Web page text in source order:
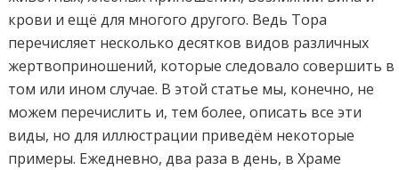
крови и ещё для многого другого. Ведь Тора
перечисляет несколько десятков видов различных
жертвоприношений, которые следовало совершить в
том или ином случае. В этой статье мы, конечно, не
можем перечислить и, тем более, описать все эти
виды, но для иллюстрации приведём некоторые
примеры. Ежедневно, два раза в день, в Храме